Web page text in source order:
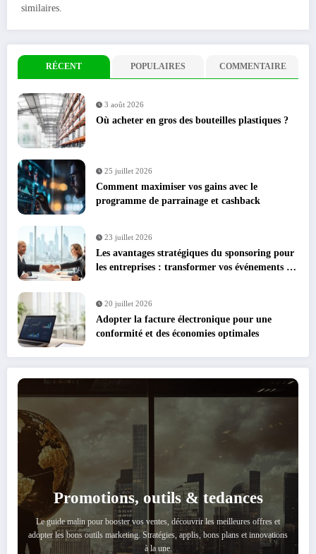
similaires.
RÉCENT POPULAIRES COMMENTAIRE
3 août 2026
Où acheter en gros des bouteilles plastiques ?
25 juillet 2026
Comment maximiser vos gains avec le
programme de parrainage et cashback
23 juillet 2026
Les avantages stratégiques du sponsoring pour
les entreprises : transformer vos événements en
20 juillet 2026
Adopter la facture électronique pour une
conformité et des économies optimales
Promotions, outils & tedances
Le guide malin pour booster vos ventes, découvrir les meilleures offres et
adopter les bons outils marketing. Stratégies, applis, bons plans et innovations
à la une.